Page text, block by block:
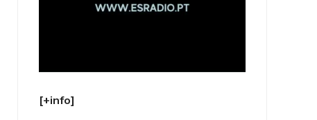
[+info]